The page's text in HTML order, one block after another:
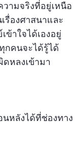
วามจริงที่อยู่เหนือ
รื่องศาสนาและ
าใจได้เองอยู่
กคนจะได้รู้ได้
หลงเข้ามา
หลังได้ที่ช่องทาง